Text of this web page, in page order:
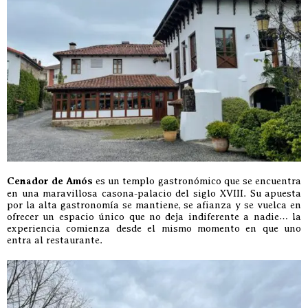
Cenador de Amós es un templo gastronómico que se encuentra
en una maravillosa casona-palacio del siglo XVIII. Su apuesta
por la alta gastronomía se mantiene, se afianza y se vuelca en
ofrecer un espacio único que no deja indiferente a nadie… la
experiencia comienza desde el mismo momento en que uno
entra al restaurante.